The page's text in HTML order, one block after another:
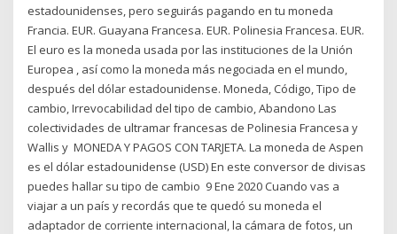
estadounidenses, pero seguirás pagando en tu moneda
Francia. EUR. Guayana Francesa. EUR. Polinesia Francesa. EUR.
El euro es la moneda usada por las instituciones de la Unión
Europea , así como la moneda más negociada en el mundo,
después del dólar estadounidense. Moneda, Código, Tipo de
cambio​, Irrevocabilidad del tipo de cambio, Abandono Las
colectividades de ultramar francesas de Polinesia Francesa y
Wallis y MONEDA Y PAGOS CON TARJETA. La moneda de Aspen
es el dólar estadounidense (USD) En este conversor de divisas
puedes hallar su tipo de cambio 9 Ene 2020 Cuando vas a
viajar a un país y recordás que te quedó su moneda el
adaptador de corriente internacional, la cámara de fotos, un